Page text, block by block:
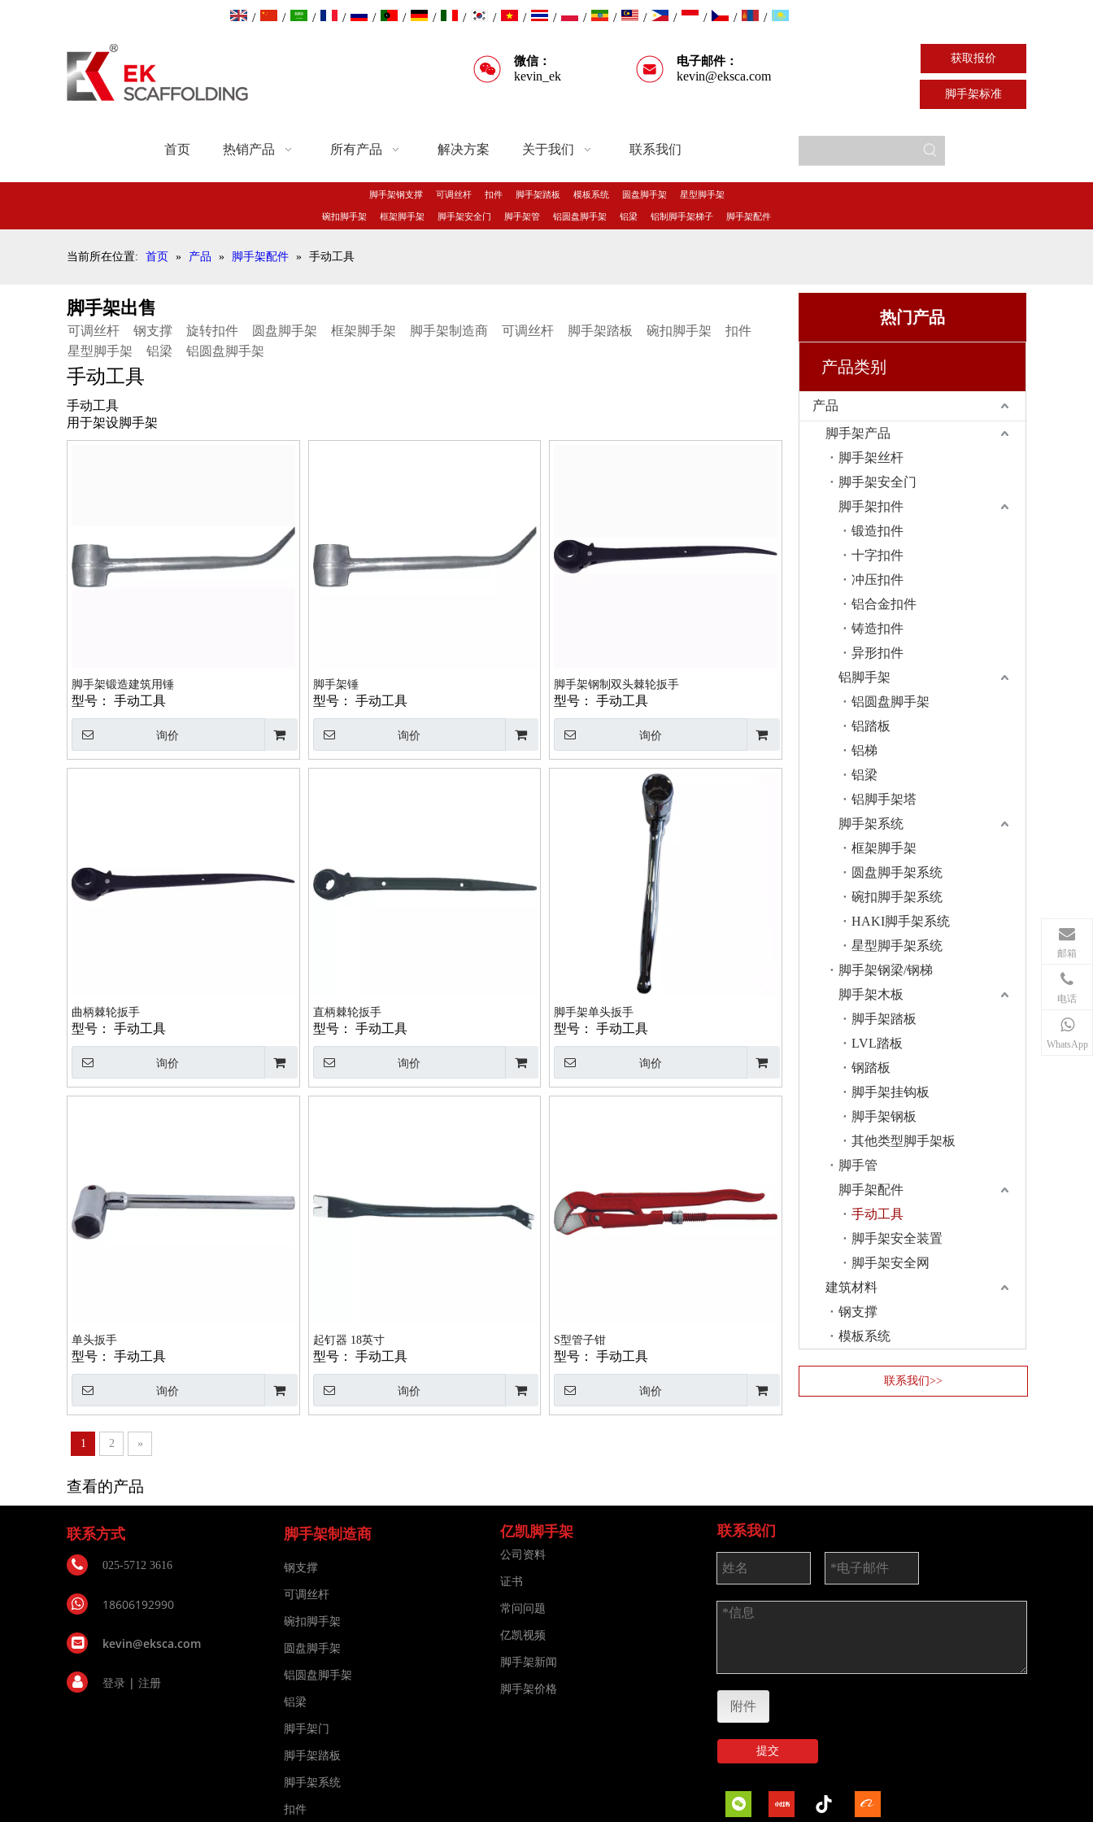
/ / / / / / / / / / / / / / / / / /
邮箱
电话
WhatsApp
微信：
kevin_ek
电子邮件：
kevin@eksca.com
获取报价
脚手架标准
首页 热销产品 所有产品 解决方案 关于我们 联系我们
脚手架钢支撑 可调丝杆 扣件 脚手架踏板 模板系统 圆盘脚手架 星型脚手架
碗扣脚手架 框架脚手架 脚手架安全门 脚手架管 铝圆盘脚手架 铝梁 铝制脚手架梯子 脚手架配件
当前所在位置: 首页 » 产品 » 脚手架配件 » 手动工具
脚手架出售
可调丝杆 钢支撑 旋转扣件 圆盘脚手架 框架脚手架 脚手架制造商 可调丝杆 脚手架踏板 碗扣脚手架
扣件
星型脚手架
铝梁 铝圆盘脚手架
手动工具
手动工具
用于架设脚手架
脚手架锻造建筑用锤
型号： 手动工具
询价
脚手架锤
型号： 手动工具
询价
脚手架钢制双头棘轮扳手
型号： 手动工具
询价
曲柄棘轮扳手
型号： 手动工具
询价
直柄棘轮扳手
型号： 手动工具
询价
脚手架单头扳手
型号： 手动工具
询价
单头扳手
型号： 手动工具
询价
起钉器 18英寸
型号： 手动工具
询价
S型管子钳
型号： 手动工具
询价
1 2 »
查看的产品
热门产品
产品类别
产品
脚手架产品
脚手架丝杆
脚手架安全门
脚手架扣件
锻造扣件
十字扣件
冲压扣件
铝合金扣件
铸造扣件
异形扣件
铝脚手架
铝圆盘脚手架
铝踏板
铝梯
铝梁
铝脚手架塔
脚手架系统
框架脚手架
圆盘脚手架系统
碗扣脚手架系统
HAKI脚手架系统
星型脚手架系统
脚手架钢梁/钢梯
脚手架木板
脚手架踏板
LVL踏板
钢踏板
脚手架挂钩板
脚手架钢板
其他类型脚手架板
脚手管
脚手架配件
手动工具
脚手架安全装置
脚手架安全网
建筑材料
钢支撑
模板系统
联系我们>>
联系方式
025-5712 3616
18606192990
kevin@eksca.com
登录 |注册
脚手架制造商
钢支撑
可调丝杆
碗扣脚手架
圆盘脚手架
铝圆盘脚手架
铝梁
脚手架门
脚手架踏板
脚手架系统
扣件
亿凯脚手架
公司资料
证书
常问问题
亿凯视频
脚手架新闻
脚手架价格
联系我们
附件
提交